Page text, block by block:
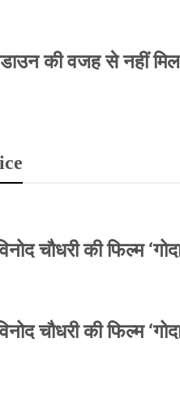
की वजह से नहीं
चौधरी की फिल्म
चौधरी की फिल्म